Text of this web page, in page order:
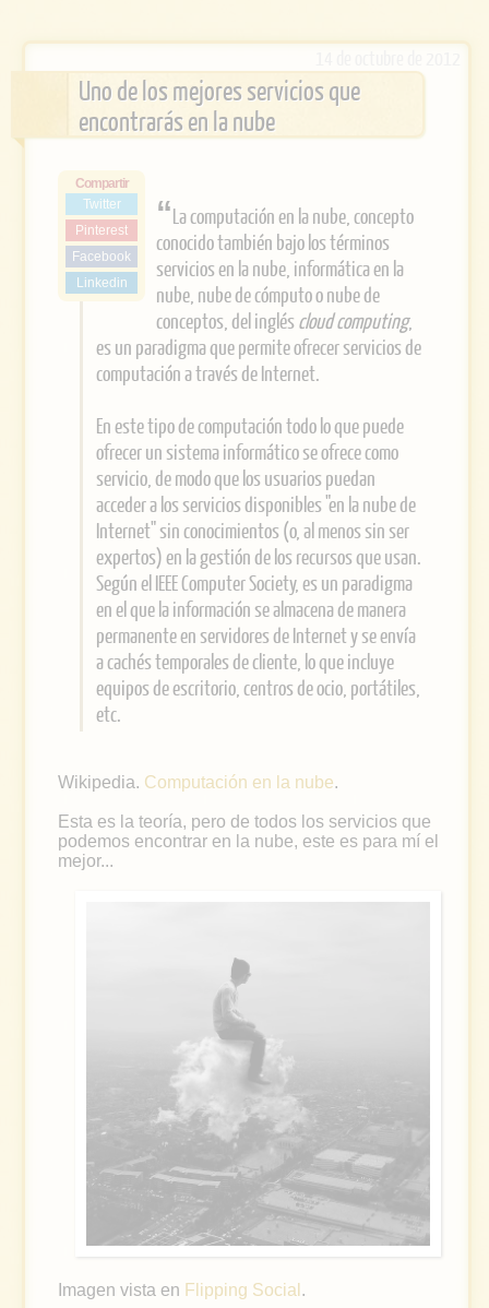
Uno de los mejores servicios que
encontrarás en la nube
Compartir
Twitter
Pinterest
Facebook
Linkedin
La computación en la nube, concepto
conocido también bajo los términos
servicios en la nube, informática en la
nube, nube de cómputo o nube de
conceptos, del inglés cloud computing,
es un paradigma que permite ofrecer servicios de
computación a través de Internet.
En este tipo de computación todo lo que puede
ofrecer un sistema informático se ofrece como
servicio, de modo que los usuarios puedan
acceder a los servicios disponibles "en la nube de
Internet" sin conocimientos (o, al menos sin ser
expertos) en la gestión de los recursos que usan.
Según el IEEE Computer Society, es un paradigma
en el que la información se almacena de manera
permanente en servidores de Internet y se envía
a cachés temporales de cliente, lo que incluye
equipos de escritorio, centros de ocio, portátiles,
etc.
Wikipedia. Computación en la nube.
Esta es la teoría, pero de todos los servicios que
podemos encontrar en la nube, este es para mí el
mejor...
Imagen vista en Flipping Social .